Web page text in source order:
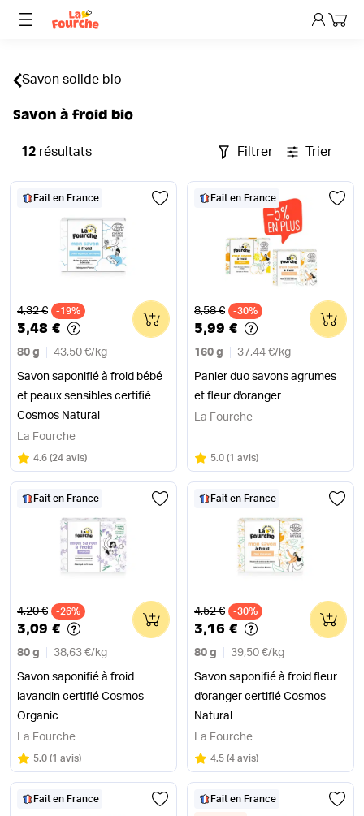
Mon
Savon solide bio
Savon à froid bio
12 résultats Filtrer Trier
Fait en France
Ancien prix
4,32 € -19%
3,48 €
80 g 43,50 €/ kg
Savon saponifié à froid bébé
et peaux sensibles certifié
Cosmos Natural
0
La Fourche
Note
4.6 sur 5
(24 avis)
Fait en France
Ancien prix
8,58 € -30%
5,99 €
160 g 37,44 €/ kg
Panier duo savons agrumes
et fleur d'oranger
0
La Fourche
Note
5.0 sur 5
(1 avis)
Fait en France
Ancien prix
4,20 € -26%
3,09 €
80 g 38,63 €/ kg
Savon saponifié à froid
lavandin certifié Cosmos
Organic
0
La Fourche
Note
5.0 sur 5
(1 avis)
Fait en France
Ancien prix
4,52 € -30%
3,16 €
80 g 39,50 €/ kg
Savon saponifié à froid fleur
d'oranger certifié Cosmos
Natural
0
La Fourche
Note
4.5 sur 5
(4 avis)
Fait en France Fait en France